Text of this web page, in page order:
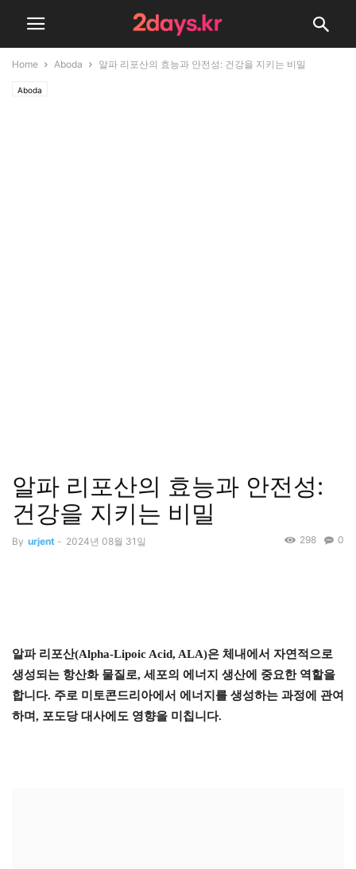
Home Aboda 알파 리포산의 효능과 안전성: 건강을 지키는 비밀
Aboda
알파 리포산의 효능과 안전성:
건강을 지키는 비밀
By urjent - 2024년 08월 31일 0
298
알파 리포산(Alpha-Lipoic Acid, ALA)은 체내에서 자연적으로
생성되는 항산화 물질로, 세포의 에너지 생산에 중요한 역할을
합니다. 주로 미토콘드리아에서 에너지를 생성하는 과정에 관여
하며, 포도당 대사에도 영향을 미칩니다.